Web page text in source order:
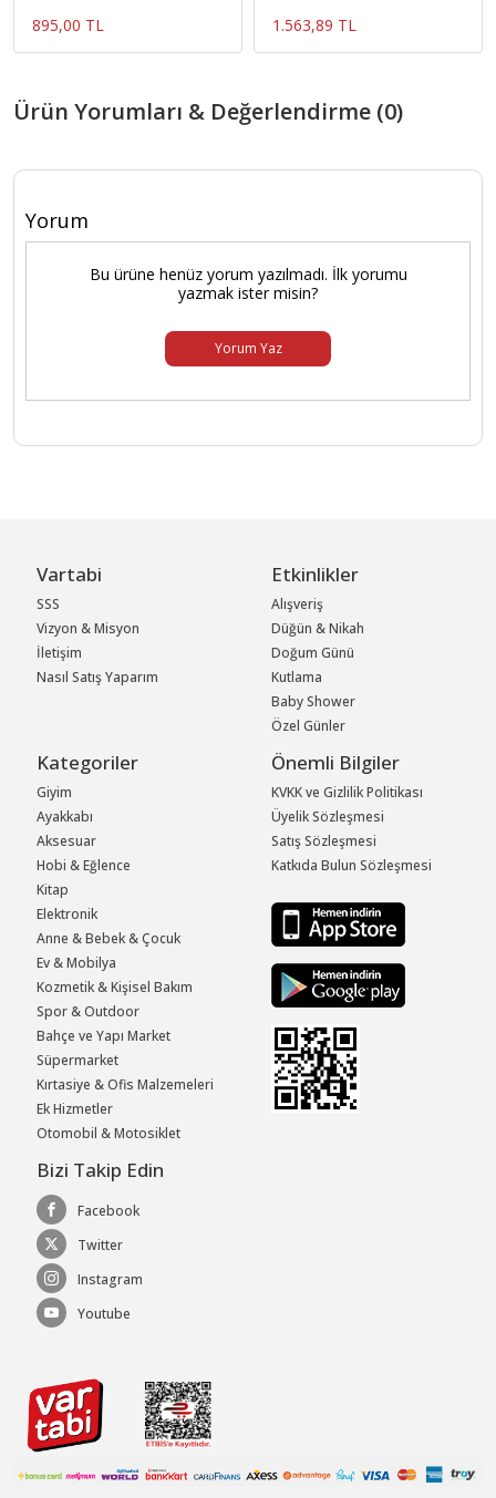
895,00 TL 1.563,89 TL
Ürün Yorumları & Değerlendirme (0)
Yorum
Bu ürüne henüz yorum yazılmadı. İlk yorumu
yazmak ister misin?
Yorum Yaz
Vartabi
SSS
Vizyon & Misyon
İletişim
Nasıl Satış Yaparım
Etkinlikler
Alışveriş
Düğün & Nikah
Doğum Günü
Kutlama
Baby Shower
Özel Günler
Kategoriler
Giyim
Ayakkabı
Aksesuar
Hobi & Eğlence
Kitap
Elektronik
Anne & Bebek & Çocuk
Ev & Mobilya
Kozmetik & Kişisel Bakım
Spor & Outdoor
Bahçe ve Yapı Market
Süpermarket
Kırtasiye & Ofis Malzemeleri
Ek Hizmetler
Otomobil & Motosiklet
Önemli Bilgiler
KVKK ve Gizlilik Politikası
Üyelik Sözleşmesi
Satış Sözleşmesi
Katkıda Bulun Sözleşmesi
Bizi Takip Edin
Facebook
Twitter
Instagram
Youtube